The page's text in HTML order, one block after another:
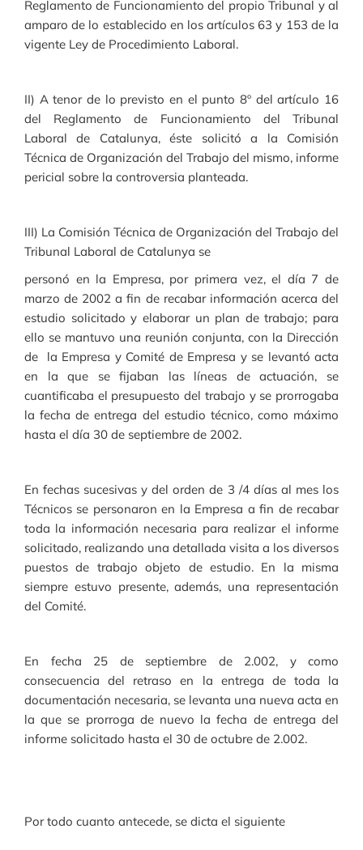
Reglamento de Funcionamiento del propio Tribunal y al
amparo de lo establecido en los artículos 63 y 153 de la
vigente Ley de Procedimiento Laboral.
II) A tenor de lo previsto en el punto 8º del artículo 16
del Reglamento de Funcionamiento del Tribunal
Laboral de Catalunya, éste solicitó a la Comisión
Técnica de Organización del Trabajo del mismo, informe
pericial sobre la controversia planteada.
III) La Comisión Técnica de Organización del Trabajo del
Tribunal Laboral de Catalunya se
personó en la Empresa, por primera vez, el día 7 de
marzo de 2002 a fin de recabar información acerca del
estudio solicitado y elaborar un plan de trabajo; para
ello se mantuvo una reunión conjunta, con la Dirección
de la Empresa y Comité de Empresa y se levantó acta
en la que se fijaban las líneas de actuación, se
cuantificaba el presupuesto del trabajo y se prorrogaba
la fecha de entrega del estudio técnico, como máximo
hasta el día 30 de septiembre de 2002.
En fechas sucesivas y del orden de 3 /4 días al mes los
Técnicos se personaron en la Empresa a fin de recabar
toda la información necesaria para realizar el informe
solicitado, realizando una detallada visita a los diversos
puestos de trabajo objeto de estudio. En la misma
siempre estuvo presente, además, una representación
del Comité.
En fecha 25 de septiembre de 2.002, y como
consecuencia del retraso en la entrega de toda la
documentación necesaria, se levanta una nueva acta en
la que se prorroga de nuevo la fecha de entrega del
informe solicitado hasta el 30 de octubre de 2.002.
Por todo cuanto antecede, se dicta el siguiente